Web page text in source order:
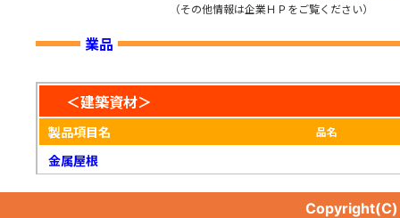
（その他情報は企業ＨＰをご覧ください）
業品
＜建築資材＞
製品項目名 品名
金属屋根